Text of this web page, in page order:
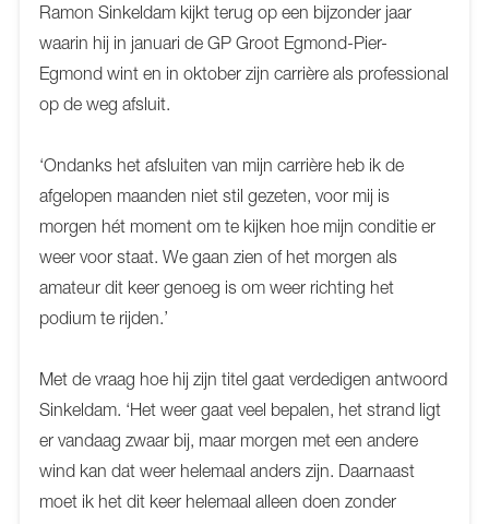
Ramon Sinkeldam kijkt terug op een bijzonder jaar
waarin hij in januari de GP Groot Egmond-Pier-
Egmond wint en in oktober zijn carrière als professional
op de weg afsluit.
‘Ondanks het afsluiten van mijn carrière heb ik de
afgelopen maanden niet stil gezeten, voor mij is
morgen hét moment om te kijken hoe mijn conditie er
weer voor staat. We gaan zien of het morgen als
amateur dit keer genoeg is om weer richting het
podium te rijden.’
Met de vraag hoe hij zijn titel gaat verdedigen antwoord
Sinkeldam. ‘Het weer gaat veel bepalen, het strand ligt
er vandaag zwaar bij, maar morgen met een andere
wind kan dat weer helemaal anders zijn. Daarnaast
moet ik het dit keer helemaal alleen doen zonder